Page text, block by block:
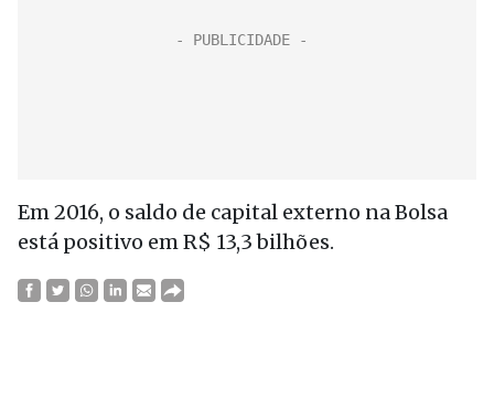
Em 2016, o saldo de capital externo na Bolsa
está positivo em R$ 13,3 bilhões.